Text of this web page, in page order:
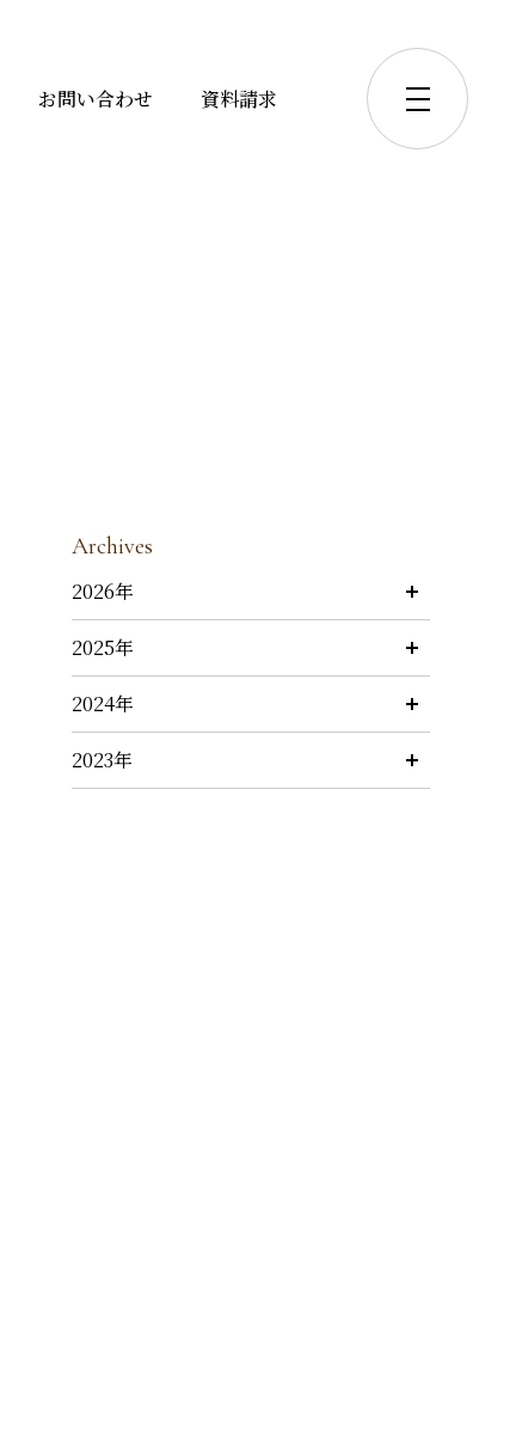
お問い合わせ 資料請求
Archives
2026年
2025年
2024年
2023年